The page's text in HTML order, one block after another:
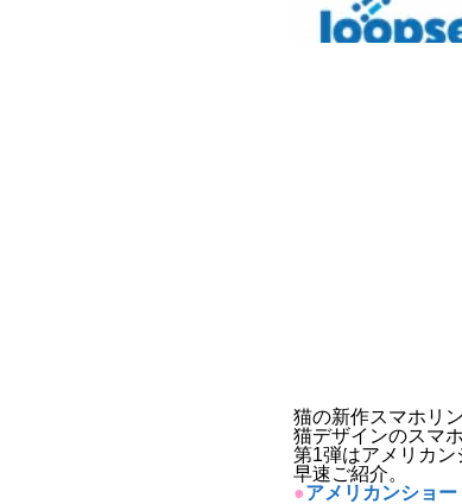
猫の新作スマホリ
猫デザインのスマ
第1弾はアメリカ
早速ご紹介。
●アメリカンショ